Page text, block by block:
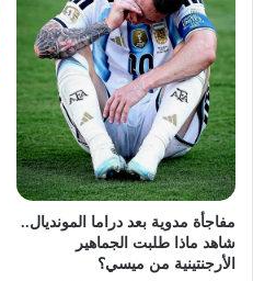
مفاجأة مدوية بعد دراما المونديال..
شاهد ماذا طلبت الجماهير
الأرجنتينية من ميسي؟